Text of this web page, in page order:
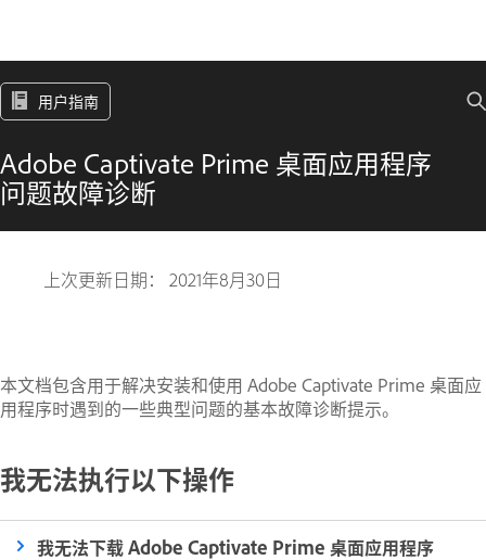
用户指南
Adobe Captivate Prime 桌面应用程序
问题故障诊断
上次更新日期： 2021年8月30日
本文档包含用于解决安装和使用 Adobe Captivate Prime 桌面应
用程序时遇到的一些典型问题的基本故障诊断提示。
我无法执行以下操作
我无法下载 Adobe Captivate Prime 桌面应用程序